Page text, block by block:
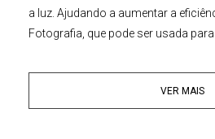
a luz. Ajudando a aumentar a
Fotografia, que pode ser usada
útil para qualquer tipo de fotógrafo.
VER MAIS